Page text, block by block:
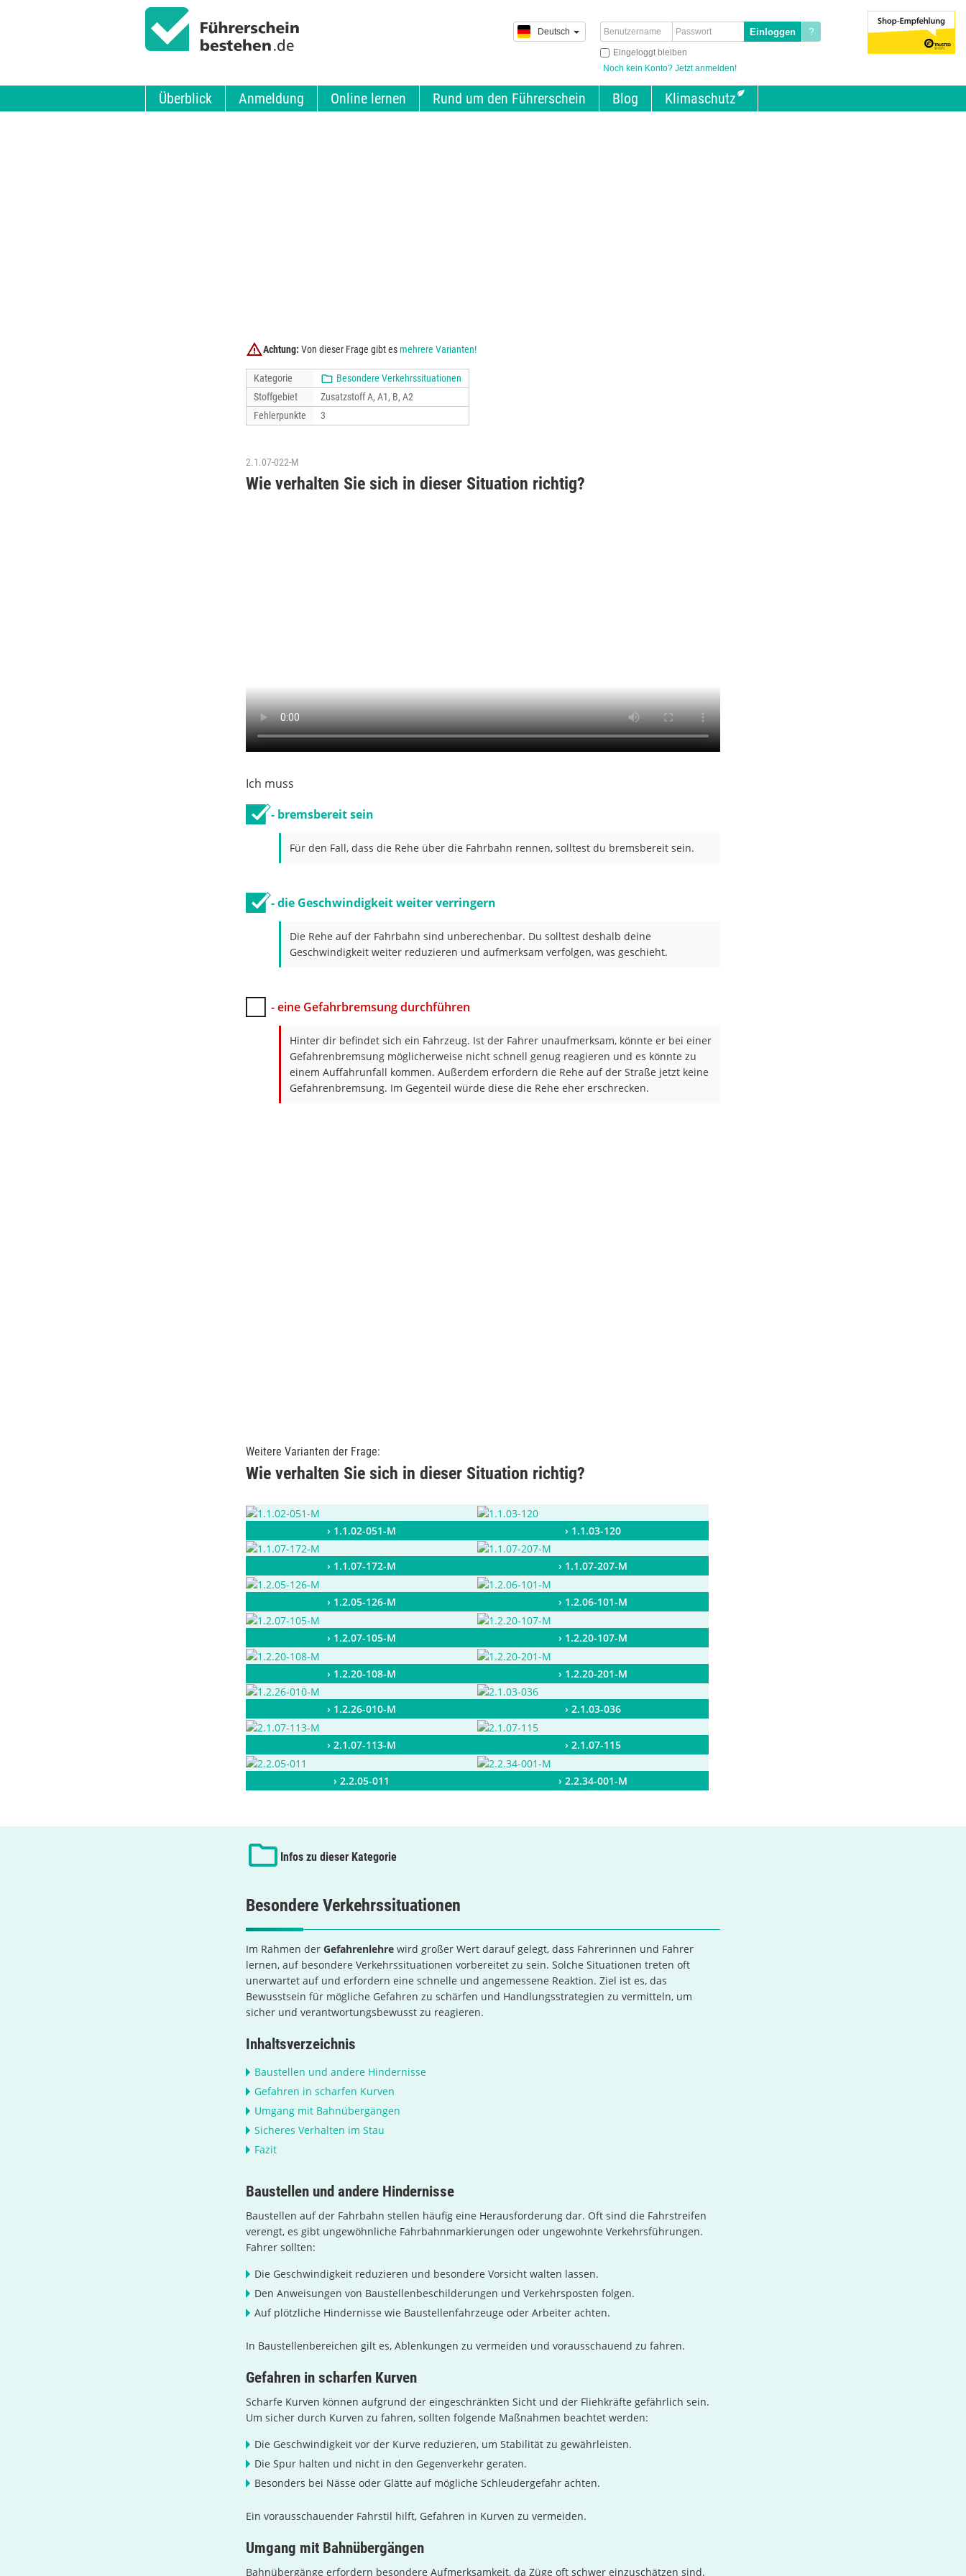
?
Eingeloggt bleiben
Noch kein Konto? Jetzt anmelden!
Deutsch
Überblick Anmeldung Online lernen Rund um den Führerschein Blog Klimaschutz
Achtung: Von dieser Frage gibt esmehrere Varianten!
Kategorie
Besondere Verkehrssituationen
Stoffgebiet
Zusatzstoff A, A1, B, A2
Fehlerpunkte
3
2.1.07-022-M
Wie verhalten Sie sich in dieser Situation richtig?
Ich muss
- bremsbereit sein
Für den Fall, dass die Rehe über die Fahrbahn rennen, solltest du bremsbereit sein.
- die Geschwindigkeit weiter verringern
Die Rehe auf der Fahrbahn sind unberechenbar. Du solltest deshalb deine
Geschwindigkeit weiter reduzieren und aufmerksam verfolgen, was geschieht.
- eine Gefahrbremsung durchführen
Hinter dir befindet sich ein Fahrzeug. Ist der Fahrer unaufmerksam, könnte er bei einer
Gefahrenbremsung möglicherweise nicht schnell genug reagieren und es könnte zu
einem Auffahrunfall kommen. Außerdem erfordern die Rehe auf der Straße jetzt keine
Gefahrenbremsung. Im Gegenteil würde diese die Rehe eher erschrecken.
Weitere Varianten der Frage:
Wie verhalten Sie sich in dieser Situation richtig?
› 1.1.02-051-M › 1.1.03-120
› 1.1.07-172-M › 1.1.07-207-M
› 1.2.05-126-M › 1.2.06-101-M
› 1.2.07-105-M › 1.2.20-107-M
› 1.2.20-108-M › 1.2.20-201-M
› 1.2.26-010-M › 2.1.03-036
› 2.1.07-113-M › 2.1.07-115
› 2.2.05-011 › 2.2.34-001-M
Infos zu dieser Kategorie
Besondere Verkehrssituationen
Im Rahmen der Gefahrenlehre wird großer Wert darauf gelegt, dass Fahrerinnen und Fahrer
lernen, auf besondere Verkehrssituationen vorbereitet zu sein. Solche Situationen treten oft
unerwartet auf und erfordern eine schnelle und angemessene Reaktion. Ziel ist es, das
Bewusstsein für mögliche Gefahren zu schärfen und Handlungsstrategien zu vermitteln, um
sicher und verantwortungsbewusst zu reagieren.
Inhaltsverzeichnis
Baustellen und andere Hindernisse
Gefahren in scharfen Kurven
Umgang mit Bahnübergängen
Sicheres Verhalten im Stau
Fazit
Baustellen und andere Hindernisse
Baustellen auf der Fahrbahn stellen häufig eine Herausforderung dar. Oft sind die Fahrstreifen
verengt, es gibt ungewöhnliche Fahrbahnmarkierungen oder ungewohnte Verkehrsführungen.
Fahrer sollten:
Die Geschwindigkeit reduzieren und besondere Vorsicht walten lassen.
Den Anweisungen von Baustellenbeschilderungen und Verkehrsposten folgen.
Auf plötzliche Hindernisse wie Baustellenfahrzeuge oder Arbeiter achten.
In Baustellenbereichen gilt es, Ablenkungen zu vermeiden und vorausschauend zu fahren.
Gefahren in scharfen Kurven
Scharfe Kurven können aufgrund der eingeschränkten Sicht und der Fliehkräfte gefährlich sein.
Um sicher durch Kurven zu fahren, sollten folgende Maßnahmen beachtet werden:
Die Geschwindigkeit vor der Kurve reduzieren, um Stabilität zu gewährleisten.
Die Spur halten und nicht in den Gegenverkehr geraten.
Besonders bei Nässe oder Glätte auf mögliche Schleudergefahr achten.
Ein vorausschauender Fahrstil hilft, Gefahren in Kurven zu vermeiden.
Umgang mit Bahnübergängen
Bahnübergänge erfordern besondere Aufmerksamkeit, da Züge oft schwer einzuschätzen sind.